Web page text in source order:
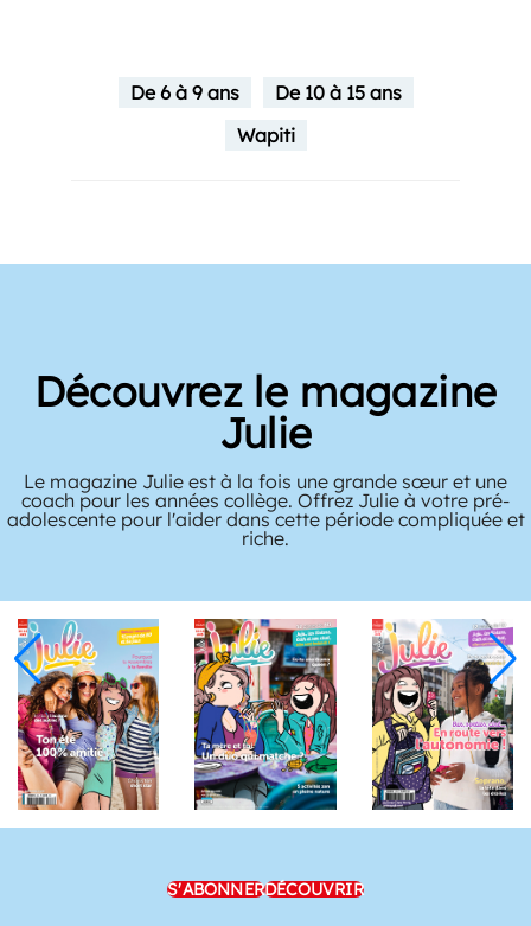
De 6 à 9 ans
De 10 à 15 ans
Wapiti
Découvrez le magazine
Julie
Le magazine Julie est à la fois une grande sœur et une
coach pour les années collège. Offrez Julie à votre pré-
adolescente pour l'aider dans cette période compliquée et
riche.
S'ABONNERDÉCOUVRIR